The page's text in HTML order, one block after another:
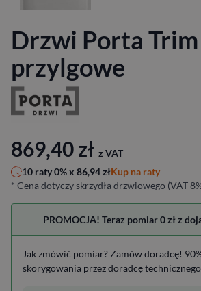
Drzwi Porta
przylgowe
869,40zł z VAT
10 raty 0% x 86,94złKup na raty
* Cena dotyczy skrzydła drzwiowego (VAT
PROMOCJA! Teraz pomiar 0 zł z
Jak zmówić pomiar? Zamów doradcę!
skorygowania przez doradcę technicznego